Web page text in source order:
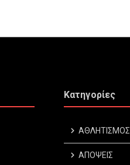
Κατηγορίες
ΑΘΛΗΤΙΣΜΟΣ
ΑΠΟΨΕΙΣ